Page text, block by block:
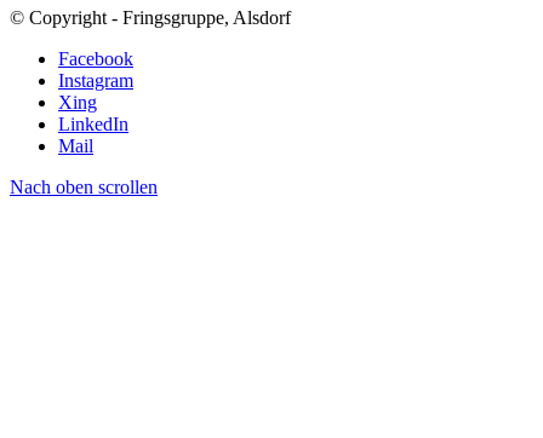
© Copyright - Fringsgruppe, Alsdorf
Facebook
Instagram
Xing
LinkedIn
Mail
Nach oben scrollen